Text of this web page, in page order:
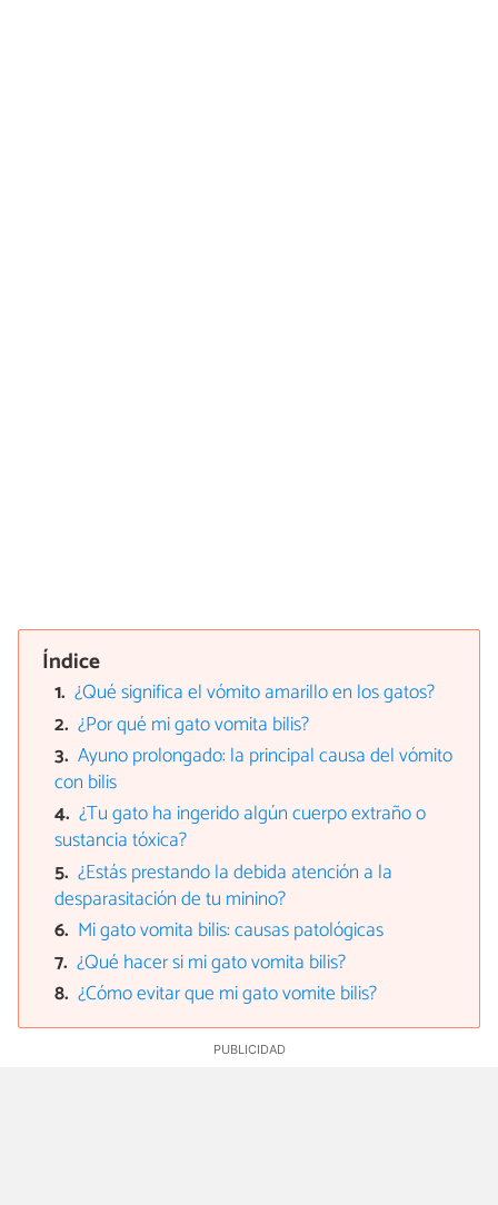
Índice
¿Qué significa el vómito amarillo en los gatos?
¿Por qué mi gato vomita bilis?
Ayuno prolongado: la principal causa del vómito
con bilis
¿Tu gato ha ingerido algún cuerpo extraño o
sustancia tóxica?
¿Estás prestando la debida atención a la
desparasitación de tu minino?
Mi gato vomita bilis: causas patológicas
¿Qué hacer si mi gato vomita bilis?
¿Cómo evitar que mi gato vomite bilis?